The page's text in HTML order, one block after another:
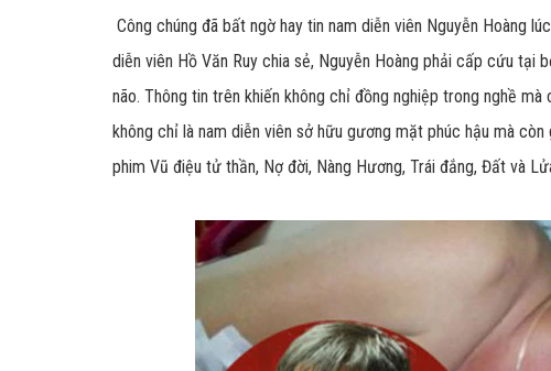
Công chúng đã bất ngờ hay tin nam diễn viên Nguyễn Hoàng
diễn viên Hồ Văn Ruy chia sẻ, Nguyễn Hoàng phải cấp cứu tại
não. Thông tin trên khiến không chỉ đồng nghiệp trong nghề
không chỉ là nam diễn viên sở hữu gương mặt phúc hậu mà
phim Vũ điệu tử thần, Nợ đời, Nàng Hương, Trái đắng, Đất và